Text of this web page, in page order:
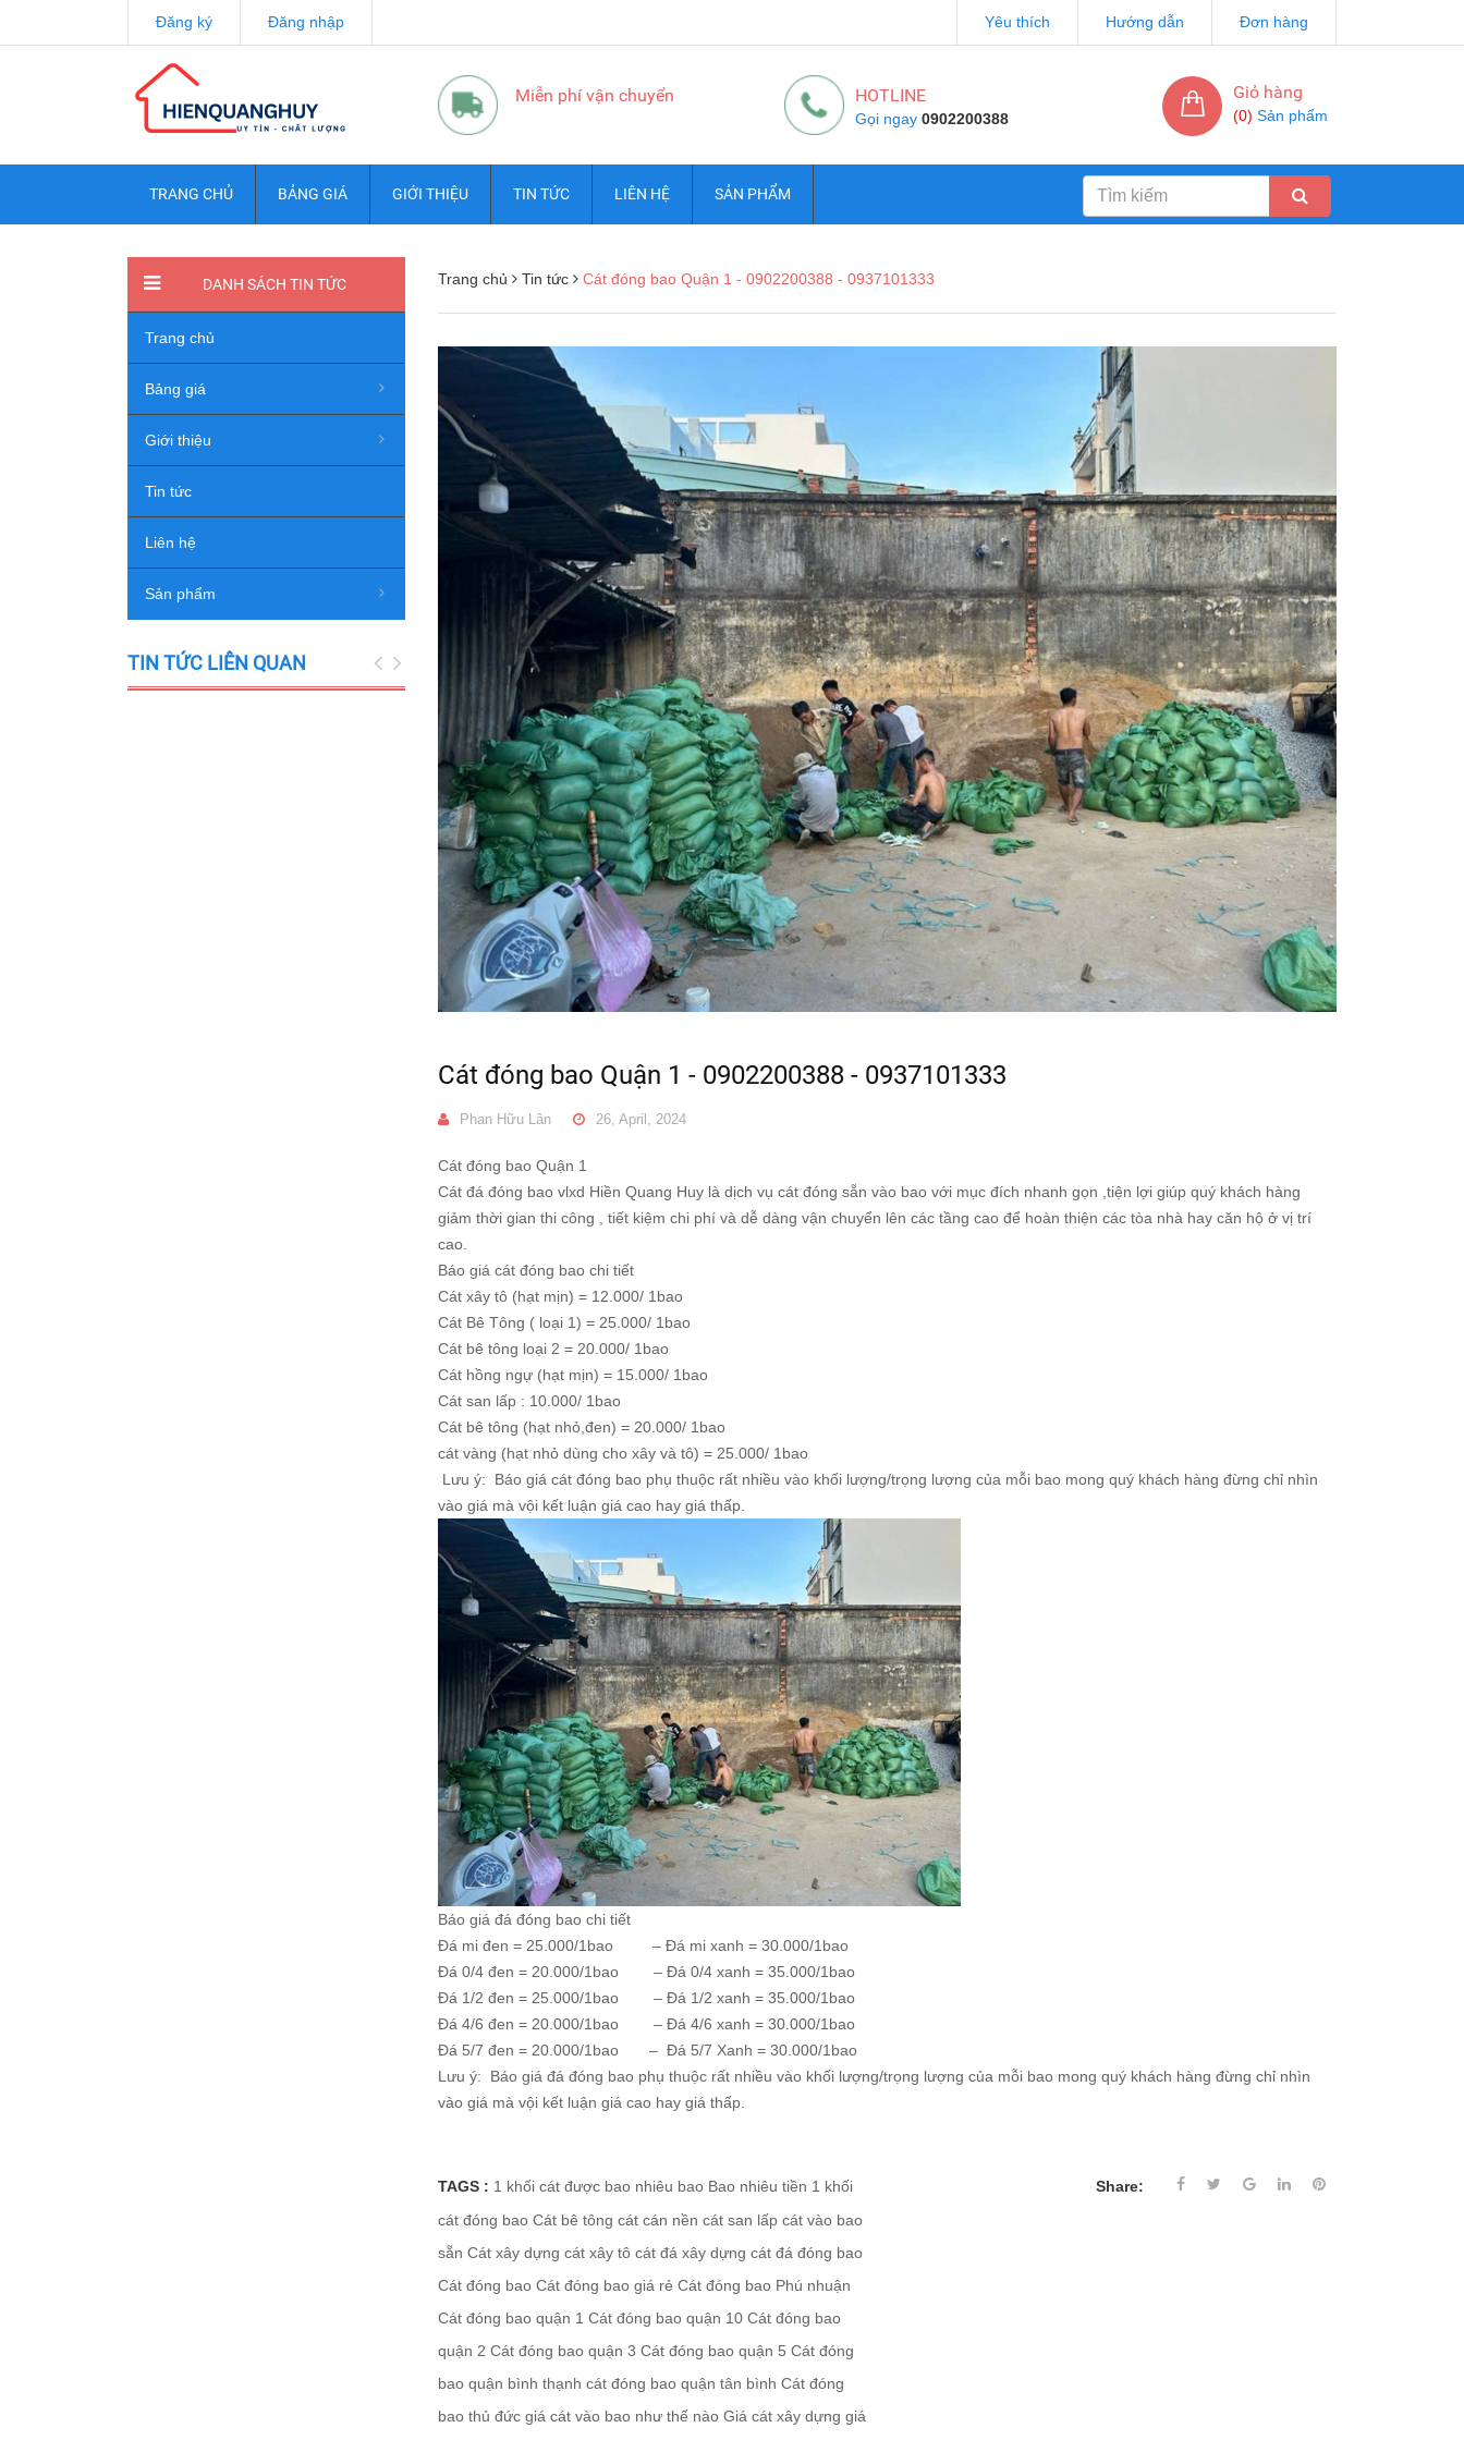
Đăng ký Đăng nhập Yêu thích Hướng dẫn Đơn hàng
Miễn phí vận chuyển HOTLINE
Gọi ngay 0902200388
Giỏ hàng
(0) Sản phẩm
TRANG CHỦ BẢNG GIÁ GIỚI THIỆU TIN TỨC LIÊN HỆ SẢN PHẨM
Trang chủ Tin tức Cát đóng bao Quận 1 - 0902200388 - 0937101333
Cát đóng bao Quận 1 - 0902200388 - 0937101333
Phan Hữu Lân 26, April, 2024
Cát đóng bao Quận 1
Cát đá đóng bao vlxd Hiền Quang Huy là dịch vụ cát đóng sẵn vào bao với mục đích nhanh gọn ,tiện lợi giúp quý khách hàng
giảm thời gian thi công , tiết kiệm chi phí và dễ dàng vận chuyển lên các tầng cao để hoàn thiện các tòa nhà hay căn hộ ở vị trí
cao.
Báo giá cát đóng bao chi tiết
Cát xây tô (hạt mịn) = 12.000/ 1bao
Cát Bê Tông ( loại 1) = 25.000/ 1bao
Cát bê tông loại 2 = 20.000/ 1bao
Cát hồng ngự (hạt mịn) = 15.000/ 1bao
Cát san lấp : 10.000/ 1bao
Cát bê tông (hạt nhỏ,đen) = 20.000/ 1bao
cát vàng (hạt nhỏ dùng cho xây và tô) = 25.000/ 1bao
Lưu ý: Báo giá cát đóng bao phụ thuộc rất nhiều vào khối lượng/trọng lượng của mỗi bao mong quý khách hàng đừng chỉ nhìn
vào giá mà vội kết luận giá cao hay giá thấp.
Báo giá đá đóng bao chi tiết
Đá mi đen = 25.000/1bao – Đá mi xanh = 30.000/1bao
Đá 0/4 đen = 20.000/1bao – Đá 0/4 xanh = 35.000/1bao
Đá 1/2 đen = 25.000/1bao – Đá 1/2 xanh = 35.000/1bao
Đá 4/6 đen = 20.000/1bao – Đá 4/6 xanh = 30.000/1bao
Đá 5/7 đen = 20.000/1bao – Đá 5/7 Xanh = 30.000/1bao
Lưu ý: Báo giá đá đóng bao phụ thuộc rất nhiều vào khối lượng/trọng lượng của mỗi bao mong quý khách hàng đừng chỉ nhìn
vào giá mà vội kết luận giá cao hay giá thấp.
TAGS : 1 khối cát được bao nhiêu bao Bao nhiêu tiền 1 khối
cát đóng bao Cát bê tông cát cán nền cát san lấp cát vào bao
sẵn Cát xây dựng cát xây tô cát đá xây dựng cát đá đóng bao
Cát đóng bao Cát đóng bao giá rẻ Cát đóng bao Phú nhuận
Cát đóng bao quận 1 Cát đóng bao quận 10 Cát đóng bao
quận 2 Cát đóng bao quận 3 Cát đóng bao quận 5 Cát đóng
bao quận bình thạnh cát đóng bao quận tân bình Cát đóng
bao thủ đức giá cát vào bao như thế nào Giá cát xây dựng giá
Share:
DANH SÁCH TIN TỨC
Trang chủ
Bảng giá
Giới thiệu
Tin tức
Liên hệ
Sản phẩm
TIN TỨC LIÊN QUAN